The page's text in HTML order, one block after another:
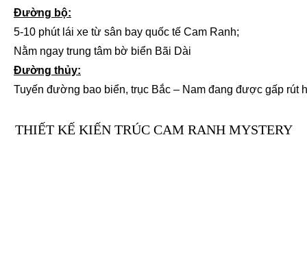
Đường bộ:
5-10 phút lái xe từ sân bay quốc tế Cam Ranh;
Nằm ngay trung tâm bờ biển Bãi Dài
Đường thủy:
Tuyến đường bao biển, trục Bắc – Nam đang được gấp rút
THIẾT KẾ KIẾN TRÚC CAM RANH MYSTERY